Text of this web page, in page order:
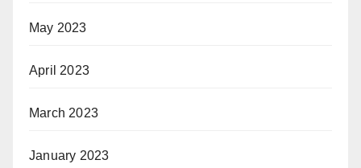
May 2023
April 2023
March 2023
January 2023